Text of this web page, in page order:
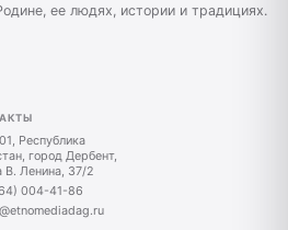
ее людях, истории и традициях.
Республика
город Дербент,
В. Ленина, 37/2
004-41-86